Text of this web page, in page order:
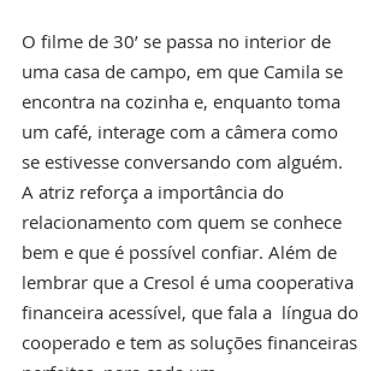
O filme de 30’ se passa no interior de
uma casa de campo, em que Camila se
encontra na cozinha e, enquanto toma
um café, interage com a câmera como
se estivesse conversando com alguém.
A atriz reforça a importância do
relacionamento com quem se conhece
bem e que é possível confiar. Além de
lembrar que a Cresol é uma cooperativa
financeira acessível, que fala a  língua do
cooperado e tem as soluções financeiras